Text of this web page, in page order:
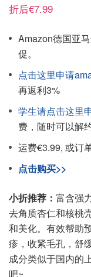
折后€7.99
Amazon德国亚
促。
点击这里申请
再返利3%
学生请点击这里
费，随时可以解约
运费€3.99, 或订
点击购买>>
小折推荐： 富含强
去角质杏仁和核桃
和美化。有效帮助
疹，收紧毛孔，舒
成分类似于国内的
吧~